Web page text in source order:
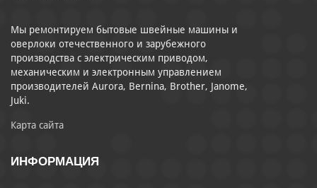
Мы ремонтируем бытовые швейные машины и
оверлоки отечественного и зарубежного
производства с электрическим приводом,
механическим и электронным управлением
производителей Aurora, Bernina, Brother, Janome,
Juki.
Карта сайта
ИНФОРМАЦИЯ